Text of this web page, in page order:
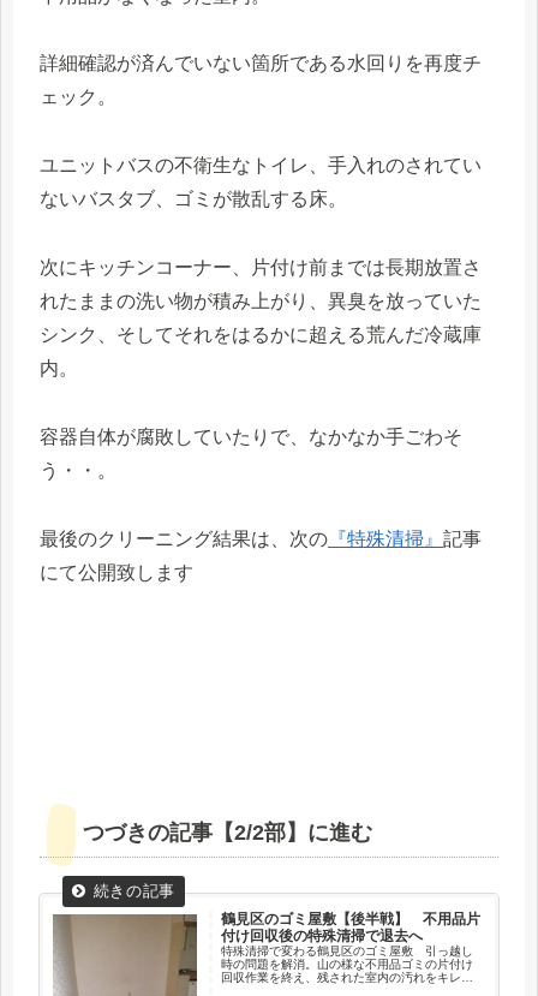
詳細確認が済んでいない箇所である水回りを再度チ
ェック。
ユニットバスの不衛生なトイレ、手入れのされてい
ないバスタブ、ゴミが散乱する床。
次にキッチンコーナー、片付け前までは長期放置さ
れたままの洗い物が積み上がり、異臭を放っていた
シンク、そしてそれをはるかに超える荒んだ冷蔵庫
内。
容器自体が腐敗していたりで、なかなか手ごわそ
う・・。
最後のクリーニング結果は、次の 『特殊清掃』 記事
にて公開致します
つづきの記事【2/2部】に進む
鶴見区のゴミ屋敷【後半戦】 不用品片
付け回収後の特殊清掃で退去へ
特殊清掃で変わる鶴見区のゴミ屋敷 引っ越し
時の問題を解消。山の様な不用品ゴミの片付け
回収作業を終え、残された室内の汚れをキレイ